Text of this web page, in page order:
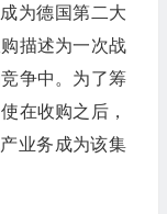
为德国第二大
描述为一次战
争中。为了筹
在收购之后，
业务成为该集